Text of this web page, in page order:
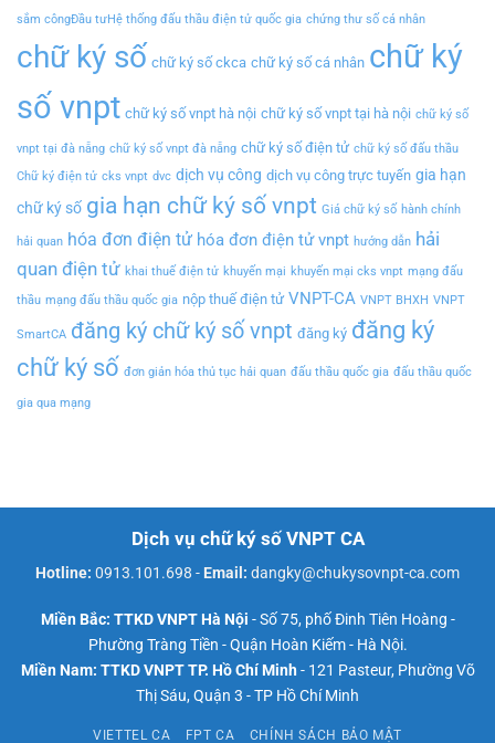
sắm côngĐầu tưHệ thống đấu thầu điện tử quốc gia chứng thư số cá nhân
chữ ký số chữ ký số ckca chữ ký số cá nhân chữ ký
số vnpt chữ ký số vnpt hà nội chữ ký số vnpt tại hà nội chữ ký số
vnpt tại đà nẵng chữ ký số vnpt đà nẵng chữ ký số điện tử chữ ký số đấu thầu
Chữ ký điện tử cks vnpt dvc dịch vụ công dịch vụ công trực tuyến gia hạn
chữ ký số gia hạn chữ ký số vnpt Giá chữ ký số hành chính
hải quan hóa đơn điện tử hóa đơn điện tử vnpt hướng dẫn hải
quan điện tử khai thuế điện tử khuyến mại khuyến mại cks vnpt mạng đấu
thầu mạng đấu thầu quốc gia nộp thuế điện tử VNPT-CA VNPT BHXH VNPT
SmartCA đăng ký chữ ký số vnpt đăng ký đăng ký
chữ ký số đơn giản hóa thủ tục hải quan đấu thầu quốc gia đấu thầu quốc
gia qua mạng
Dịch vụ chữ ký số VNPT CA
Hotline: 0913.101.698 - Email: dangky@chukysovnpt-ca.com
Miền Bắc: TTKD VNPT Hà Nội - Số 75, phố Đinh Tiên Hoàng -
Phường Tràng Tiền - Quận Hoàn Kiếm - Hà Nội.
Miền Nam: TTKD VNPT TP. Hồ Chí Minh- 121 Pasteur, Phường Võ
Thị Sáu, Quận 3 - TP Hồ Chí Minh
VIETTEL CA FPT CA CHÍNH SÁCH BẢO MẬT